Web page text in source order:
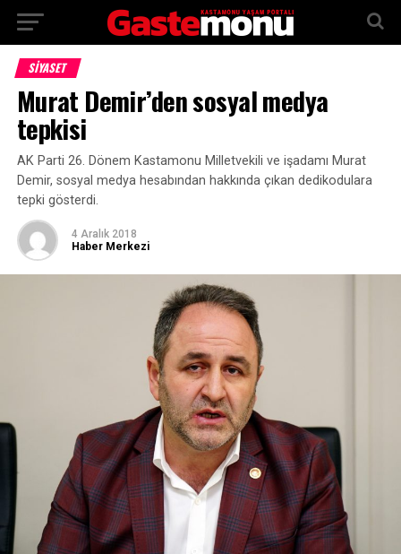
SİYASET
Murat Demir’den sosyal medya
tepkisi
AK Parti 26. Dönem Kastamonu Milletvekili ve işadamı Murat
Demir, sosyal medya hesabından hakkında çıkan dedikodulara
tepki gösterdi.
4 Aralık 2018
Haber Merkezi